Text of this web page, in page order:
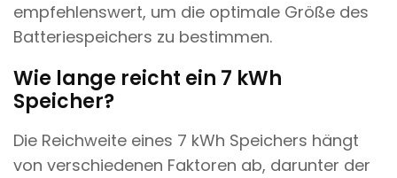
empfehlenswert, um die optimale Größe des
Batteriespeichers zu bestimmen.
Wie lange reicht ein 7 kWh
Speicher?
Die Reichweite eines 7 kWh Speichers hängt
von verschiedenen Faktoren ab, darunter der